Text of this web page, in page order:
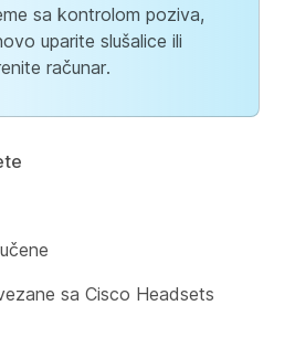
sa kontrolom poziva,
uparite slušalice ili
računar.
sa Cisco Headsets